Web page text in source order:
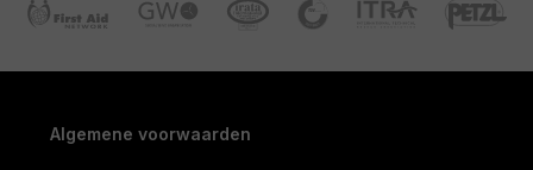
Algemene voorwaarden